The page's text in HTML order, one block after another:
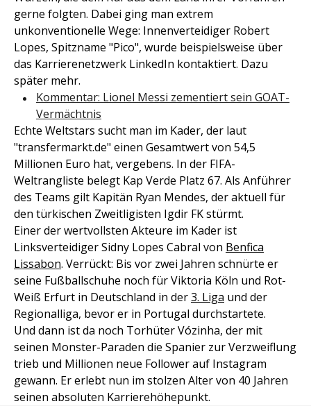
gerne folgten. Dabei ging man extrem
unkonventionelle Wege: Innenverteidiger Robert
Lopes, Spitzname "Pico", wurde beispielsweise über
das Karrierenetzwerk LinkedIn kontaktiert. Dazu
später mehr.
Kommentar: Lionel Messi zementiert sein GOAT-
Vermächtnis
Echte Weltstars sucht man im Kader, der laut
"transfermarkt.de" einen Gesamtwert von 54,5
Millionen Euro hat, vergebens. In der FIFA-
Weltrangliste belegt Kap Verde Platz 67. Als Anführer
des Teams gilt Kapitän Ryan Mendes, der aktuell für
den türkischen Zweitligisten Igdir FK stürmt.
Einer der wertvollsten Akteure im Kader ist
Linksverteidiger Sidny Lopes Cabral von Benfica
Lissabon. Verrückt: Bis vor zwei Jahren schnürte er
seine Fußballschuhe noch für Viktoria Köln und Rot-
Weiß Erfurt in Deutschland in der3. Liga und der
Regionalliga, bevor er in Portugal durchstartete.
Und dann ist da noch Torhüter Vózinha, der mit
seinen Monster-Paraden die Spanier zur Verzweiflung
trieb und Millionen neue Follower auf Instagram
gewann. Er erlebt nun im stolzen Alter von 40 Jahren
seinen absoluten Karrierehöhepunkt.